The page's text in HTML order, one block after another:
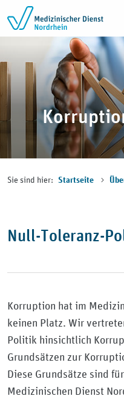
Zum Inhalt springen
Sie sind hier: Startseite
Null-Toleranz-
Korruption hat im
keinen Platz. Wir
Politik hinsichtlich
Grundsätzen zur
Diese Grundsätze sind
Medizinischen Dienst